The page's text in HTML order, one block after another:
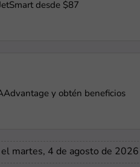
desde $87
y obtén beneficios
el martes, 4 de agosto de 2026